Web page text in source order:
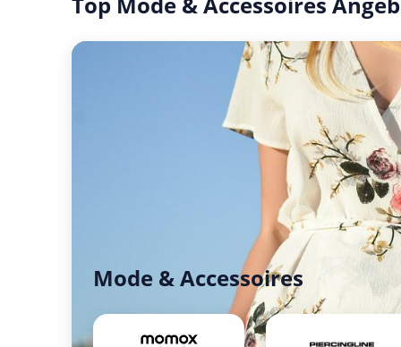
Mode & Accessoires